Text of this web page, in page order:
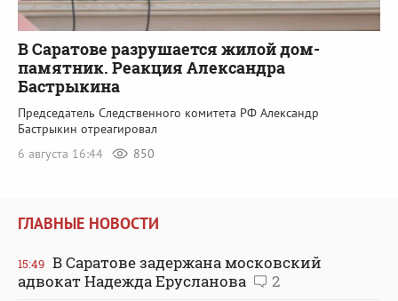
В Саратове разрушается жилой дом-
памятник. Реакция Александра
Бастрыкина
Председатель Следственного комитета РФ Александр
Бастрыкин отреагировал
6 августа 16:44
850
ГЛАВНЫЕ НОВОСТИ
15:49 В Саратове задержана московский
адвокат Надежда Ерусланова
2